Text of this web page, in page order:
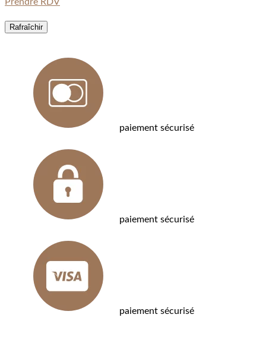
paiement sécurisé
paiement sécurisé
paiement sécurisé